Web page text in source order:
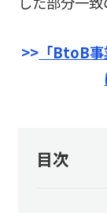
>> 「BtoB
目次